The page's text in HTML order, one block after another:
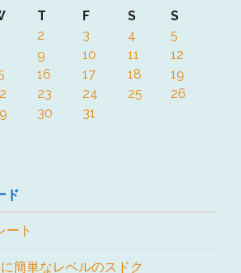
T F S
S
2 3 4
5
9 10 11
12
16 17 18
19
23 24 25
26
30 31
ド
ート
簡単なレベルのスドク